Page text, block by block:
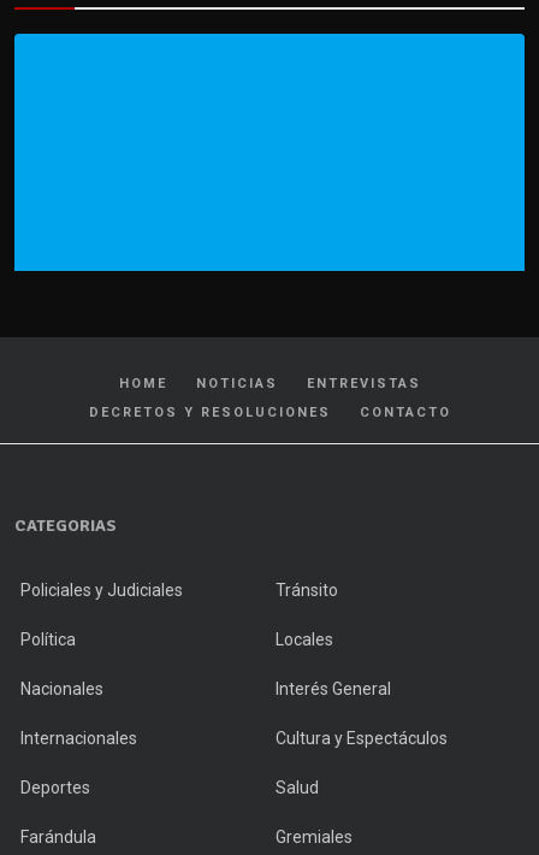
HOME NOTICIAS
ENTREVISTAS
DECRETOS Y RESOLUCIONES
CONTACTO
CATEGORIAS
Policiales y Judiciales Tránsito
Política Locales
Nacionales Interés General
Internacionales Cultura y Espectáculos
Deportes Salud
Farándula Gremiales